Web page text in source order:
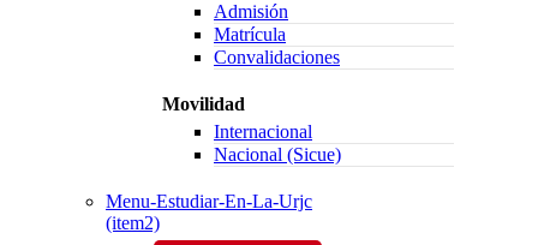
Admisión
Matrícula
Convalidaciones
Movilidad
Internacional
Nacional (Sicue)
Menu-Estudiar-En-La-Urjc
(item2)